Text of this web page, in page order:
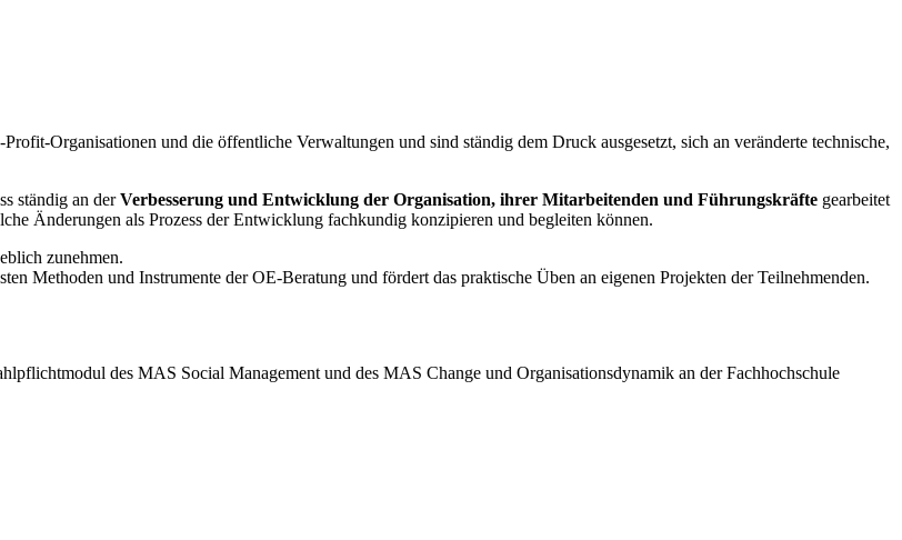
Organisationen und die öffentliche Verwaltungen und sind ständig dem Druck ausgesetzt, sich an veränderte technische,
ständig an derVerbesserung und Entwicklung der Organisation, ihrer Mitarbeitenden und Führungskräfte gearbeitet
Änderungen als Prozess der Entwicklung fachkundig konzipieren und begleiten können.
zunehmen.
Methoden und Instrumente der OE-Beratung und fördert das praktische Üben an eigenen Projekten der Teilnehmenden.
des MAS Social Management und des MAS Change und Organisationsdynamik an der Fachhochschule